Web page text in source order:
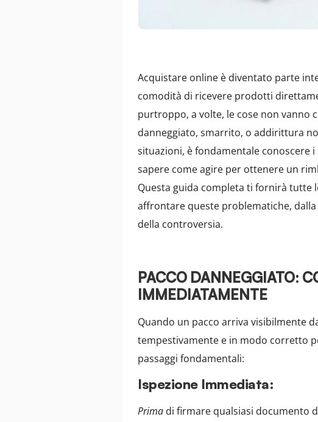
Acquistare online è diventato parte
comodità di ricevere prodotti
purtroppo, a volte, le cose non vanno
danneggiato, smarrito, o addirittura
situazioni, è fondamentale
sapere come agire per ottenere un
Questa guida completa ti fornirà tutte
affrontare queste problematiche,
della controversia.
PACCO DANNEGGIATO:
IMMEDIATAMENTE
Quando un pacco arriva visibilmente
tempestivamente e in modo corretto
passaggi fondamentali:
Ispezione Immediata:
Prima di firmare qualsiasi documento